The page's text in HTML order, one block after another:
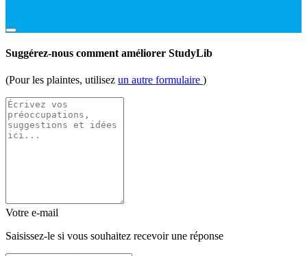
Suggérez-nous comment améliorer StudyLib
(Pour les plaintes, utilisez un autre formulaire )
Votre e-mail
Saisissez-le si vous souhaitez recevoir une réponse